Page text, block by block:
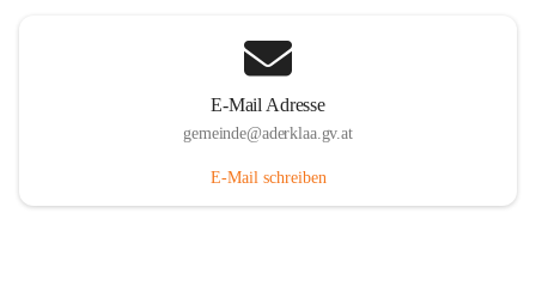
E-Mail Adresse
gemeinde@aderklaa.gv.at
E-Mail schreiben